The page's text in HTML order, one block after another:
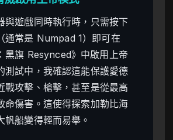
與遊戲同時執行時，只需按下
通常是 Numpad 1）即可在
黑旗 Resynced》中啟用上帝
測試中，我確認這能保護愛德
戰攻擊、槍擊，甚至是從最高
命傷害。這使得探索加勒比海
帆船變得輕而易舉。